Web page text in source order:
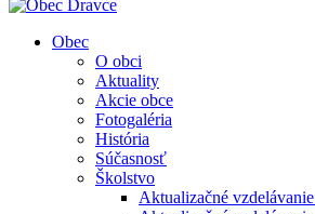
Obec
O obci
Aktuality
Akcie obce
Fotogaléria
História
Súčasnosť
Školstvo
Aktualizačné